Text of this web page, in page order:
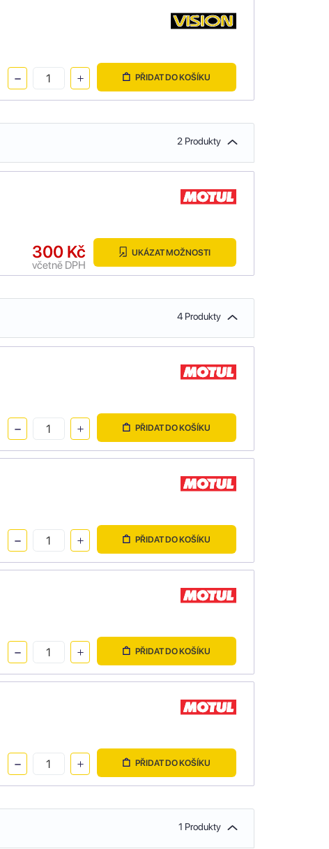
PŘIDAT DO KOŠÍKU
2 Produkty
300 Kč
včetně DPH
UKÁZAT MOŽNOSTI
4 Produkty
PŘIDAT DO KOŠÍKU
PŘIDAT DO KOŠÍKU
PŘIDAT DO KOŠÍKU
PŘIDAT DO KOŠÍKU
1 Produkty